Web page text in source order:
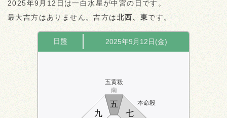
2025年9月12日は一白水星が中宮の日です。
最大吉方はありません。吉方は北西、東です。
日盤 2025年9月12日(金)
五黄殺
本命殺
南
七
九
五